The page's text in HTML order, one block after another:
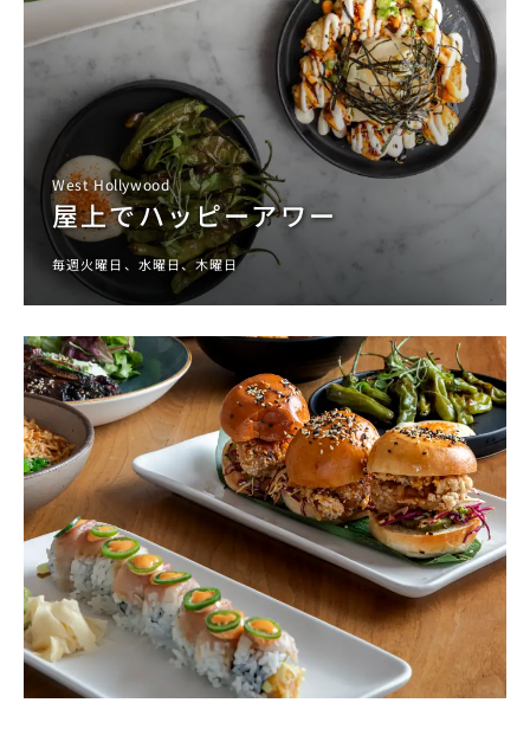
West Hollywood
屋上でハッピーアワー
毎週火曜日、水曜日、木曜日